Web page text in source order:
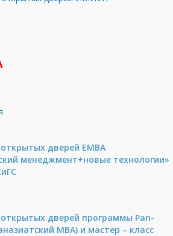
дверей ЕМВА
менеджмент+новые технологии»
дверей программы Pan-
MBA) и мастер – класс